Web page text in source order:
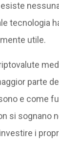
tecnologia
utile.
parte
e come
si sognano
i